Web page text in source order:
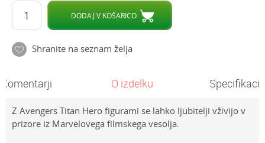
DODAJ V KOŠARICO
Shranite na seznam želja
Komentarji O izdelku
Z Avengers Titan Hero figurami se lahko ljubitelji vživijo v
prizore iz Marvelovega filmskega vesolja.